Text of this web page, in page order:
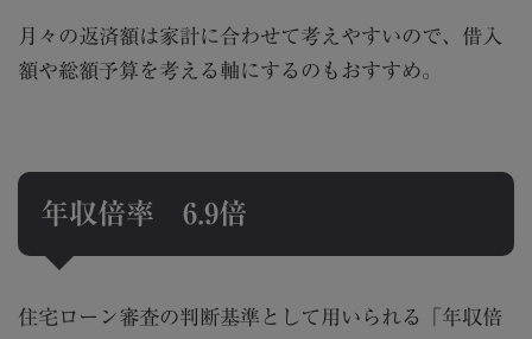
月々の返済額は家計に合わせて考えやすいので、借入
額や総額予算を考える軸にするのもおすすめ。
年収倍率6.9倍
住宅ローン審査の判断基準として用いられる「年収倍